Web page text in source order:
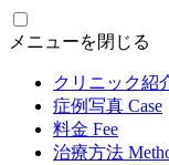
メニューを閉じる
クリニック紹
症例写真 Case
料金 Fee
治療方法